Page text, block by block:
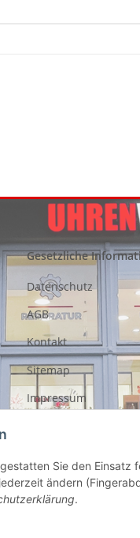
Sie den
ändern
.
Gesetzliche
Datenschutz
AGB
Kontakt
Sitemap
Impressum
Widerrufsrecht